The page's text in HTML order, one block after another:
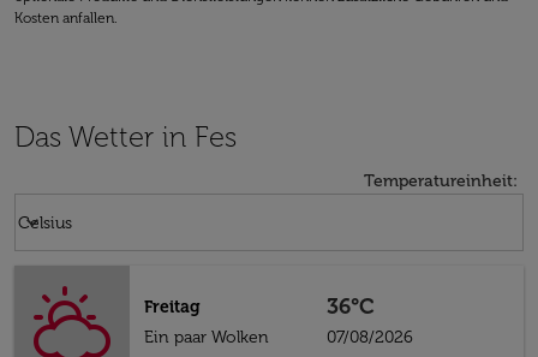
Kosten anfallen.
Das Wetter in Fes
Temperatureinheit:
Celsius
keyboard_arrow_down
Freitag
Ein paar Wolken
36°C
07/08/2026